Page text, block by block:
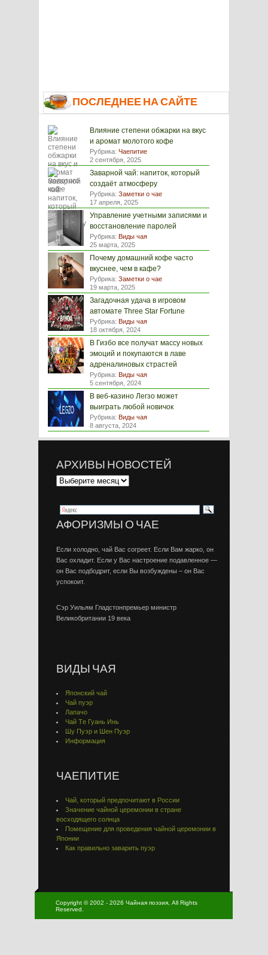
ПОСЛЕДНЕЕ НА САЙТЕ
Влияние степени обжарки на вкус
и аромат молотого кофе
Рубрика: Чаепитие
2 сентября, 2025
Заварной чай: напиток, который
создаёт атмосферу
Рубрика: Заметки о чае
17 апреля, 2025
Управление учетными записями и
восстановление паролей
Рубрика: Виды чая
25 марта, 2025
Почему домашний кофе часто
вкуснее, чем в кафе?
Рубрика: Заметки о чае
19 марта, 2025
Загадочная удача в игровом
автомате Three Star Fortune
Рубрика: Виды чая
18 октября, 2024
В Гизбо все получат массу новых
эмоций и покупаются в лаве
адреналиновых страстей
Рубрика: Виды чая
5 сентября, 2024
В веб-казино Легзо может
выиграть любой новичок
Рубрика: Виды чая
8 августа, 2024
АРХИВЫ НОВОСТЕЙ
АФОРИЗМЫ О ЧАЕ
Если холодно, чай Вас согреет. Если Вам жарко, он
Вас охладит. Если у Вас настроение подавленное —
он Вас подбодрит, если Вы возбуждены – он Вас
успокоит.
Сэр Уильям Гладстонпремьер министр
Великобритании 19 века
ВИДЫ ЧАЯ
Японский чай
Чай пуэр
Лапачо
Чай Тe Гуaнь Инь
Шу Пуэр и Шен Пуэр
Информация
ЧАЕПИТИЕ
Чай, который предпочитают в России
Значение чайной церемонии в стране
восходящего солнца
Помещение для проведения чайной церемонии в
Японии
Как правильно заварить пуэр
Copyright © 2002 - 2026 Чайная поэзия, All Rights
Reserved.